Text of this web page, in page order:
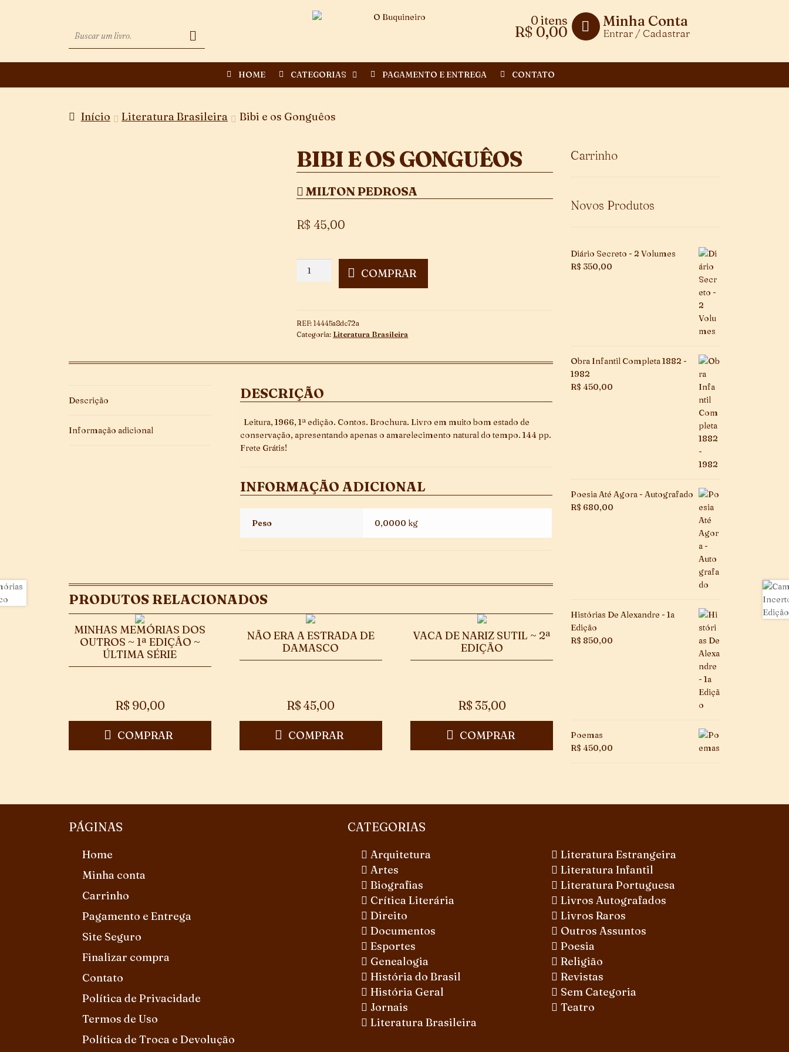
0 itens
R$ 0,00
Minha Conta
Entrar / Cadastrar
HOME CATEGORIAS PAGAMENTO E ENTREGA CONTATO
Início Literatura Brasileira Bibi e os Gonguêos
BIBI E OS GONGUÊOS
MILTON PEDROSA
R$ 45,00
COMPRAR
REF:14445a8dc72a
Categoria: Literatura Brasileira
Descrição
Informação adicional
DESCRIÇÃO
Leitura, 1966, 1ª edição. Contos. Brochura. Livro em muito bom estado de
conservação, apresentando apenas o amarelecimento natural do tempo. 144 pp.
Frete Grátis!
INFORMAÇÃO ADICIONAL
Peso 0,0000 kg
PRODUTOS RELACIONADOS
MINHAS MEMÓRIAS DOS
OUTROS ~ 1ª EDIÇÂO ~
ÚLTIMA SÉRIE
R$ 90,00
COMPRAR
NÃO ERA A ESTRADA DE
DAMASCO
R$ 45,00
COMPRAR
VACA DE NARIZ SUTIL ~ 2ª
EDIÇÃO
R$ 35,00
COMPRAR
Carrinho
Novos Produtos
Diário Secreto - 2 Volumes
R$ 350,00
Obra Infantil Completa 1882 -
1982
R$ 450,00
Poesia Até Agora - Autografado
R$ 680,00
Histórias De Alexandre - 1a
Edição
R$ 850,00
Poemas
R$ 450,00
PÁGINAS
Home
Minha conta
Carrinho
Pagamento e Entrega
Site Seguro
Finalizar compra
Contato
Política de Privacidade
Termos de Uso
Política de Troca e Devolução
CATEGORIAS
Arquitetura
Artes
Biografias
Crítica Literária
Direito
Documentos
Esportes
Genealogia
História do Brasil
História Geral
Jornais
Literatura Brasileira
Literatura Estrangeira
Literatura Infantil
Literatura Portuguesa
Livros Autografados
Livros Raros
Outros Assuntos
Poesia
Religião
Revistas
Sem Categoria
Teatro